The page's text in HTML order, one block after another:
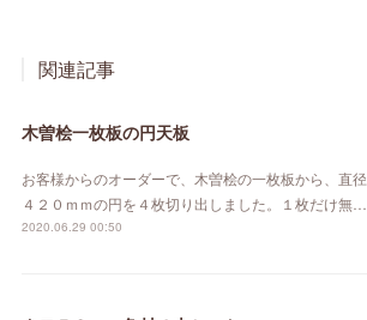
関連記事
木曽桧一枚板の円天板
お客様からのオーダーで、木曽桧の一枚板から、直径
４２０ｍｍの円を４枚切り出しました。１枚だけ無…
2020.06.29 00:50